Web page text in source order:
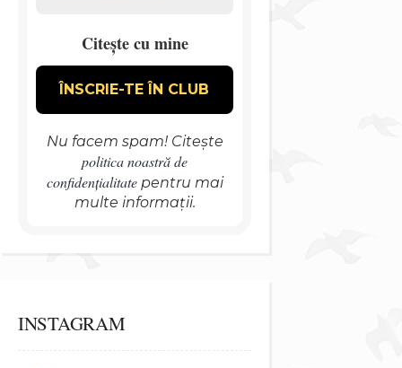
Citește cu mine
Nu facem spam! Citește
politica noastră de
confidențialitatepentru mai
multe informații.
INSTAGRAM